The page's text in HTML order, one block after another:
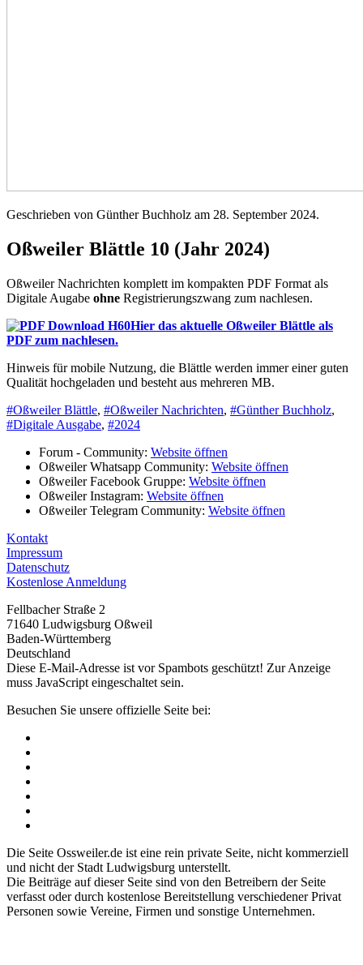
Geschrieben von Günther Buchholz am 28. September 2024.
Oßweiler Blättle 10 (Jahr 2024)
Oßweiler Nachrichten komplett im kompakten PDF Format als
Digitale Augabe ohne Registrierungszwang zum nachlesen.
Hier das aktuelle Oßweiler Blättle als
PDF zum nachlesen.
Hinweis für mobile Nutzung, die Blättle werden immer einer guten
Qualität hochgeladen und besteht aus mehreren MB.
#Oßweiler Blättle, #Oßweiler Nachrichten, #Günther Buchholz,
#Digitale Ausgabe, #2024
Forum - Community: Website öffnen
Oßweiler Whatsapp Community: Website öffnen
Oßweiler Facebook Gruppe: Website öffnen
Oßweiler Instagram: Website öffnen
Oßweiler Telegram Community: Website öffnen
Kontakt
Impressum
Datenschutz
Kostenlose Anmeldung
Fellbacher Straße 2
71640 Ludwigsburg Oßweil
Baden-Württemberg
Deutschland
Diese E-Mail-Adresse ist vor Spambots geschützt! Zur Anzeige
muss JavaScript eingeschaltet sein.
Besuchen Sie unsere offizielle Seite bei:
Die Seite Ossweiler.de ist eine rein private Seite, nicht kommerziell
und nicht der Stadt Ludwigsburg unterstellt.
Die Beiträge auf dieser Seite sind von den Betreibern der Seite
verfasst oder durch kostenlose Bereitstellung verschiedener Privat
Personen sowie Vereine, Firmen und sonstige Unternehmen.